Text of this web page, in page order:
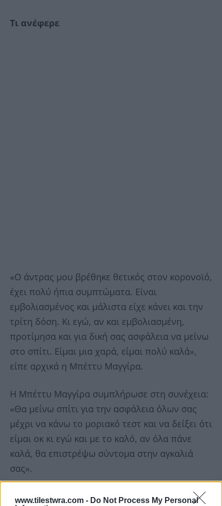
www.tilestwra.com - Do Not Process My Personal
Τι ανέφερε
«Ο άντρας μου βρέθηκε θετικός στον κορονοϊό,
έχει πολύ ήπια συμπτώματα. Είναι
εμβολιασμένος και μάλιστα είχε κάνει και την
τρίτη δόση. Κι εγώ, αν και εμβολιασμένη,
προτίμησα και για δική σας ασφάλεια να μείνω
στο σπίτι. Είμαι μια χαρά, είμαι πολύ καλά»,
είπε αρχικά η Μπέττυ Μαγγίρα.
Η Μπέττυ Μαγγίρα συμπλήρωσε στη συνέχεια:
«Θα μείνω σπίτι για την ασφάλεια όλων σας
μέχρι να κάνω το μοριακό τεστ και να δείξει ότι
είμαι οκ κι εγώ και με το καλό, αν όλα πάνε
καλά, θα επιστρέψω σύντομα στην αγκαλιά
σας».